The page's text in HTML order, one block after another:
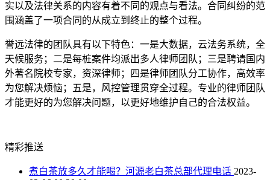
实以及法律关系的内容有着不同的观点与看法。合同纠纷的范
围涵盖了一项合同的从成立到终止的整个过程。
誉远法律的团队具有以下特色：一是大数据，云法务系统，全
天候服务；二是每桩案件均派出多人律师团队；三是聘请国内
外著名院校专家，资深律师；四是律师团队分工协作，高效率
为您解决烦恼；五是，风控管理贯穿全过程。专业的律师团队
才能更好的为您解决问题，以更好地维护自己的合法权益。
精彩推送
煮白茶放多久才能喝？河源老白茶总部代理电话 2023-